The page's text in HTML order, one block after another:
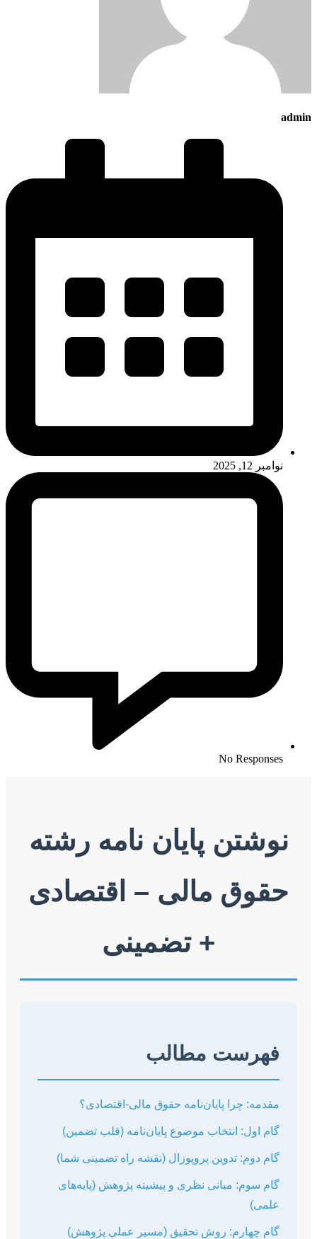
پایان نامه رشته
مالی – اقتصادی
+ تضمینی
مطالب
پایان‌نامه حقوق مالی-اقتصادی؟
موضوع پایان‌نامه (قلب تضمین)
پروپوزال (نقشه راه تضمینی شما)
نظری و پیشینه پژوهش (پایه‌های
روش تحقیق (مسیر عملی پژوهش)